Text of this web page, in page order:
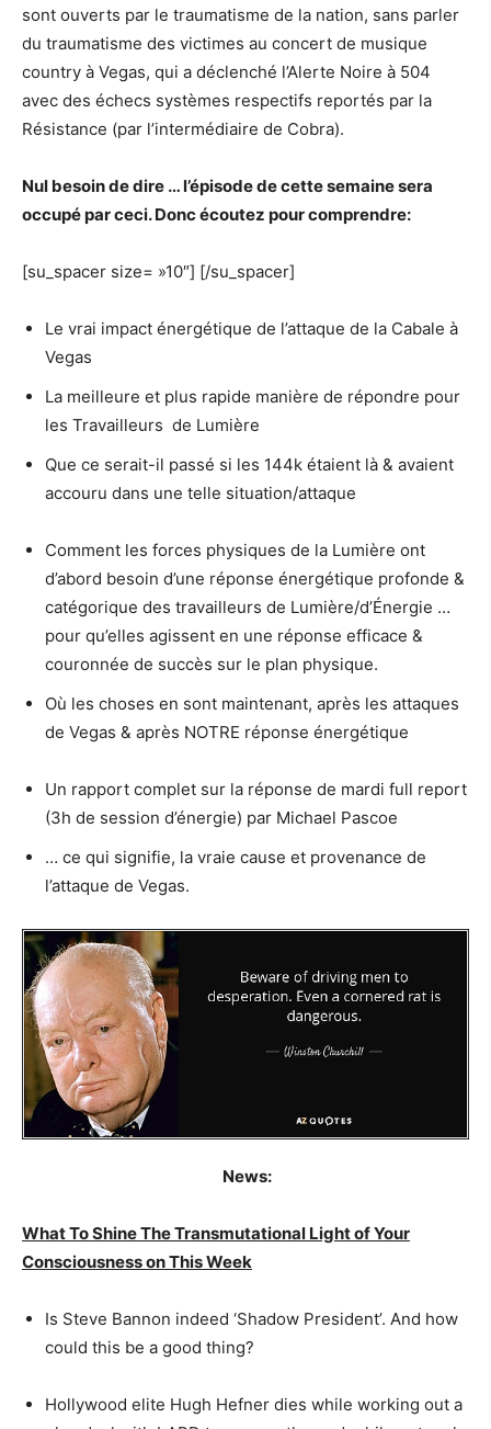
sont ouverts par le traumatisme de la nation, sans parler
du traumatisme des victimes au concert de musique
country à Vegas, qui a déclenché l’Alerte Noire à 504
avec des échecs systèmes respectifs reportés par la
Résistance (par l’intermédiaire de Cobra).
Nul besoin de dire … l’épisode de cette semaine sera
occupé par ceci. Donc écoutez pour comprendre:
[su_spacer size= »10″] [/su_spacer]
Le vrai impact énergétique de l’attaque de la Cabale à
Vegas
La meilleure et plus rapide manière de répondre pour
les Travailleurs de Lumière
Que ce serait-il passé si les 144k étaient là & avaient
accouru dans une telle situation/attaque
Comment les forces physiques de la Lumière ont
d’abord besoin d’une réponse énergétique profonde &
catégorique des travailleurs de Lumière/d’Énergie …
pour qu’elles agissent en une réponse efficace &
couronnée de succès sur le plan physique.
Où les choses en sont maintenant, après les attaques
de Vegas & après NOTRE réponse énergétique
Un rapport complet sur la réponse de mardi full report
(3h de session d’énergie) par Michael Pascoe
… ce qui signifie, la vraie cause et provenance de
l’attaque de Vegas.
News:
What To Shine The Transmutational Light of Your
Consciousness on This Week
Is Steve Bannon indeed ‘Shadow President’. And how
could this be a good thing?
Hollywood elite Hugh Hefner dies while working out a